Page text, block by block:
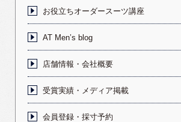
お役立ちオーダースーツ講座
AT Men’s blog
店舗情報・会社概要
受賞実績・メディア掲載
会員登録・採寸予約